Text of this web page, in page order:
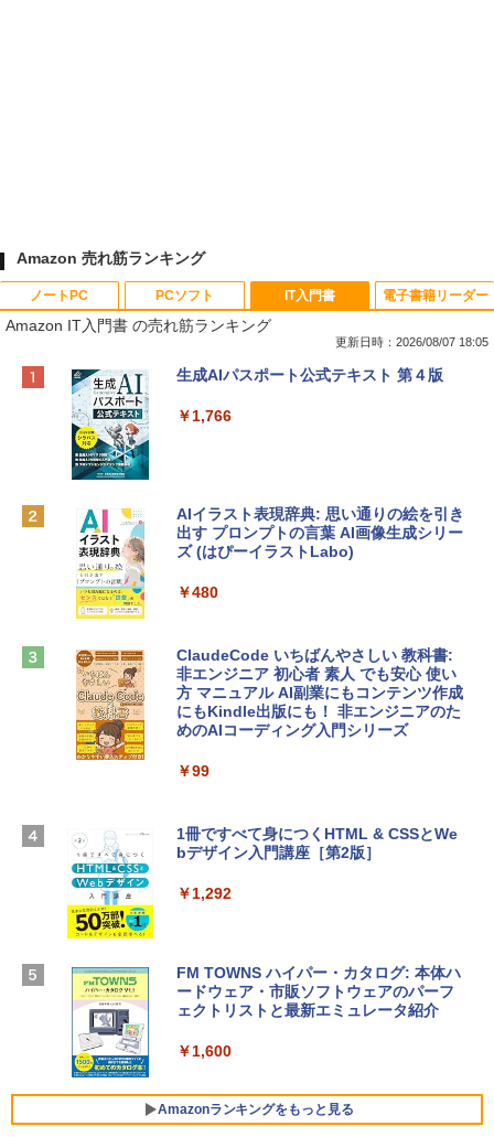
Amazon 売れ筋ランキング
ノートPC
Apple 2026 MacBook Neo A18 Proチッ
e Intelligence、Liquid Retinaディスプ
￥162,598
tomtoc 360°保護 15.6 16インチ パソコ
￥2,952
Apple 2026 MacBook Air M5チップ搭載
igence、13.6インチLiquid Retinaディ
ームカメラ、日本語キーボード、Touch I
D - シルバー
￥261,414
ン 15-fd 15.6インチ 16GBメモリ 512GB
SSD インテル Core 5
ersonal/Copilotキー搭載/Win 11/15.6型/
Core i5/16GB/SSD 512GB/ホワイト) FM
PCソフト
Robloxギフトカード - 800 Robux 【限
インゲームコード】 ロブロックス | オン
Microsoft Office Home & Business 202
4(最新 永続版)|オンラインコード版|Wind
Robloxギフトカード - 2,000 Robux 【限
定バーチャルアイテムを含む】 【オンラ
インゲームコード】 ロブロックス | オン
ラインコード版
￥3,200
Robloxギフトカード - 1000 Robux 【限
定バーチャルアイテムを含む】 【オンラ
ラインコード版
Windows版 | Minecraft (マインクラフ
ト): Java & Bedrock Edition | オンライ
IT入門書
Amazon IT入門書 の売れ筋ランキング
更新日時：2026/08/07 18:05
生成AIパスポート公式テキスト 第４版
￥1,766
AIイラスト表現辞典: 思い通りの絵を引き
出す プロンプトの言葉 AI画像生成シリー
ズ (はぴーイラストLabo)
￥480
ClaudeCode いちばんやさしい 教科書:
非エンジニア 初心者 素人 でも安心 使い
方 マニュアル AI副業にもコンテンツ作成
にもKindle出版にも！ 非エンジニアのた
めのAIコーディング入門シリーズ
￥99
1冊ですべて身につくHTML & CSSとWe
bデザイン入門講座［第2版］
￥1,292
FM TOWNS ハイパー・カタログ: 本体ハ
ードウェア・市販ソフトウェアのパーフ
ェクトリストと最新エミュレータ紹介
￥1,600
Amazonランキングをもっと見る
電子書籍リーダー